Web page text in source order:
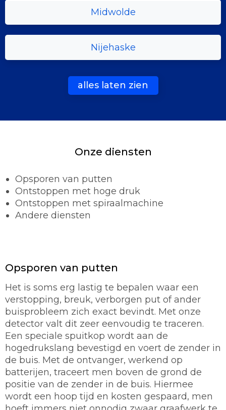
Midwolde
Nijehaske
alles laten zien
Onze diensten
Opsporen van putten
Ontstoppen met hoge druk
Ontstoppen met spiraalmachine
Andere diensten
Opsporen van putten
Het is soms erg lastig te bepalen waar een
verstopping, breuk, verborgen put of ander
buisprobleem zich exact bevindt. Met onze
detector valt dit zeer eenvoudig te traceren.
Een speciale spuitkop wordt aan de
hogedrukslang bevestigd en voert de zender in
de buis. Met de ontvanger, werkend op
batterijen, traceert men boven de grond de
positie van de zender in de buis. Hiermee
wordt een hoop tijd en kosten gespaard, men